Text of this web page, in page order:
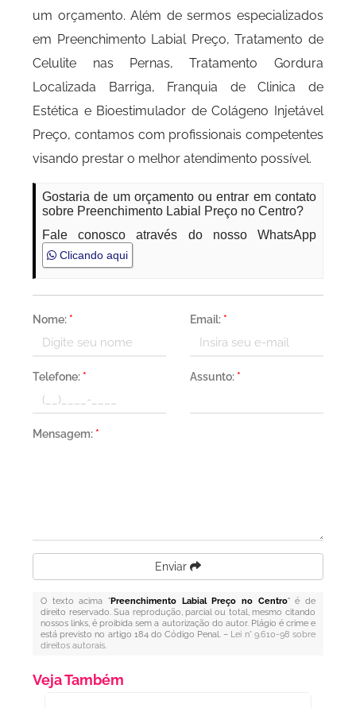
um orçamento. Além de sermos especializados
em Preenchimento Labial Preço, Tratamento de
Celulite nas Pernas, Tratamento Gordura
Localizada Barriga, Franquia de Clinica de
Estética e Bioestimulador de Colágeno Injetável
Preço, contamos com profissionais competentes
visando prestar o melhor atendimento possível.
Gostaria de um orçamento ou entrar em contato
sobre Preenchimento Labial Preço no Centro?
Fale conosco através do nosso WhatsApp
Clicando aqui
Nome: * Email: *
Telefone: * Assunto: *
Mensagem: *
Enviar
O texto acima "Preenchimento Labial Preço no Centro" é de
direito reservado. Sua reprodução, parcial ou total, mesmo citando
nossos links, é proibida sem a autorização do autor. Plágio é crime e
está previsto no artigo 184 do Código Penal. – Lei n° 9.610-98 sobre
direitos autorais.
Veja Também